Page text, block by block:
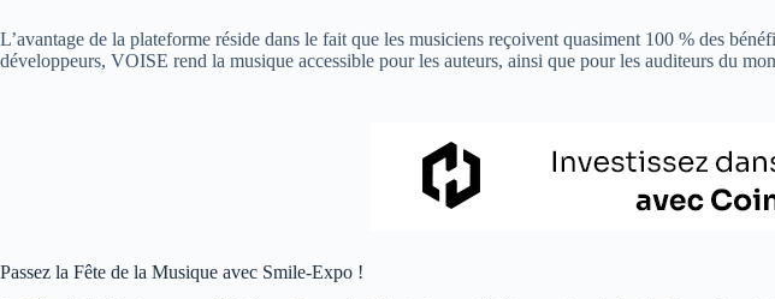
L’avantage de la plateforme réside dans le fait que les musiciens reçoivent quasiment 100 % des
développeurs, VOISE rend la musique accessible pour les auteurs, ainsi que pour les auditeurs du
Passez la Fête de la Musique avec Smile-Expo !